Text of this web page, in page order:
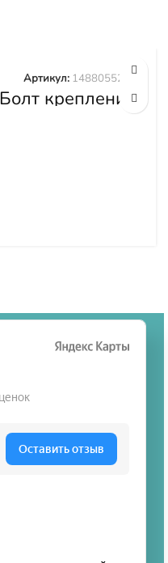
Болт крепления
башмака
Артикул: 14880552